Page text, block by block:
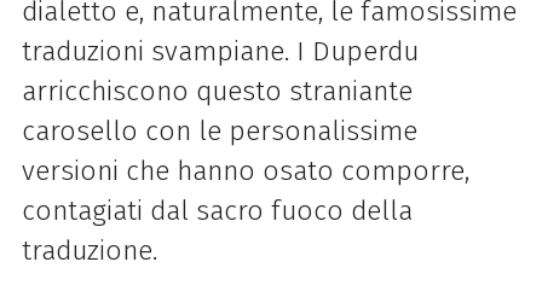
dialetto e, naturalmente, le famosissime
traduzioni svampiane. I Duperdu
arricchiscono questo straniante
carosello con le personalissime
versioni che hanno osato comporre,
contagiati dal sacro fuoco della
traduzione.